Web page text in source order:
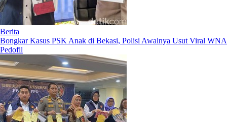
Berita
Bongkar Kasus PSK Anak di Bekasi, Polisi Awalnya Usut Viral WNA
Pedofil